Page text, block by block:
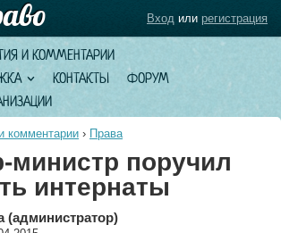
И КОММЕНТАРИИ
КОНТАКТЫ
ФОРУМ
Вход или регистрация
комментарии › Права
министр поручил
интернаты
(администратор)